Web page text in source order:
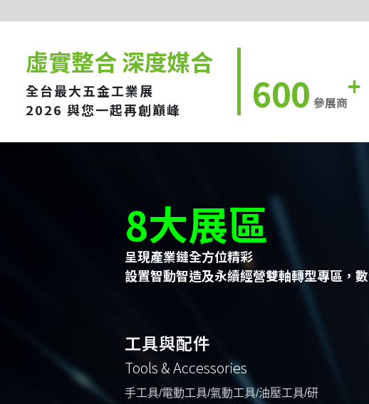
虛實整合 深度媒合
全台最大五金工業展
2026 與您一起再創巔峰
600 參展商+
8大展區
呈現產業鏈全方位精彩
設置智動智造及永續經營雙軸轉型專區，
工具與配件
Tools & Accessories
手工具/電動工具/氣動工具/油壓工具/研